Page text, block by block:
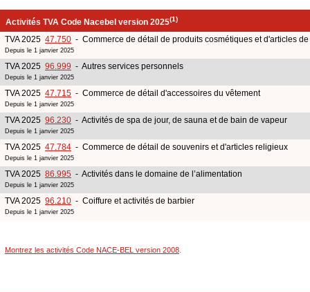
Activités TVA Code Nacebel version 2025(1)
TVA 2025 47.750 - Commerce de détail de produits cosmétiques et d'articles
Depuis le 1 janvier 2025
TVA 2025 96.999 - Autres services personnels
Depuis le 1 janvier 2025
TVA 2025 47.715 - Commerce de détail d'accessoires du vêtement
Depuis le 1 janvier 2025
TVA 2025 96.230 - Activités de spa de jour, de sauna et de bain de vapeur
Depuis le 1 janvier 2025
TVA 2025 47.784 - Commerce de détail de souvenirs et d'articles religieux
Depuis le 1 janvier 2025
TVA 2025 86.995 - Activités dans le domaine de l’alimentation
Depuis le 1 janvier 2025
TVA 2025 96.210 - Coiffure et activités de barbier
Depuis le 1 janvier 2025
Montrez les activités Code NACE-BEL version 2008